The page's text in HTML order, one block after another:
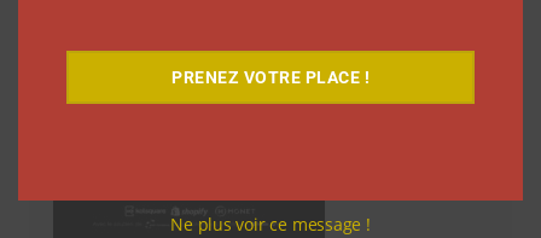
PRENEZ VOTRE PLACE !
Ne plus voir ce message !